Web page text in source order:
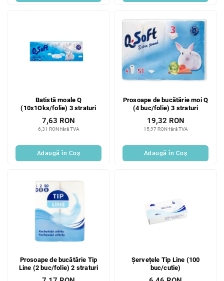
Batistă moale Q
(10x1Oks/folie) 3 straturi
6,31 RON fără TVA
7,63 RON
Adaugă în Coş
Prosoape de bucătărie moi Q
(4 buc/folie) 3 straturi
15,97 RON fără TVA
19,32 RON
Adaugă în Coş
Prosoape de bucătărie Tip
Line (2 buc/folie) 2 straturi
Șervețele Tip Line (100
buc/cutie)